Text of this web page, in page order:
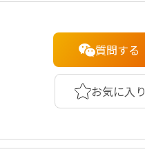
質問する
お気に入り